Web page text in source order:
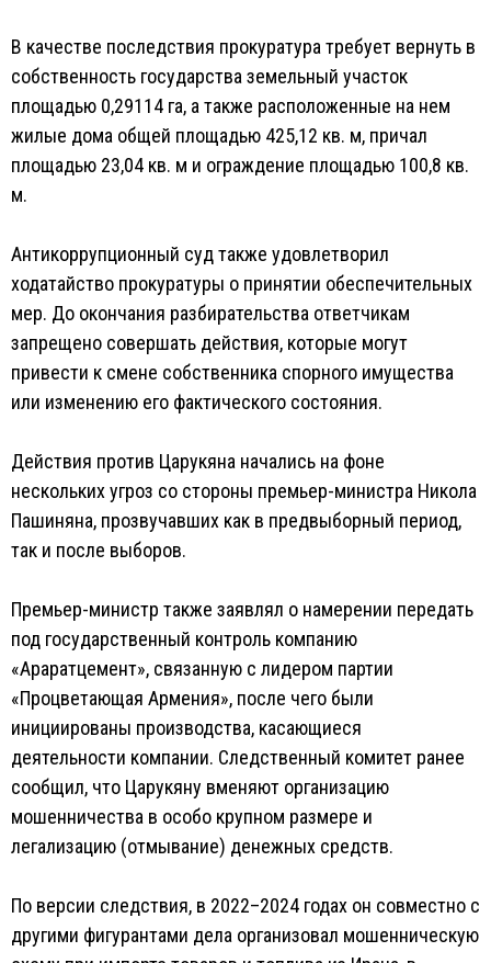
В качестве последствия прокуратура требует вернуть в
собственность государства земельный участок
площадью 0,29114 га, а также расположенные на нем
жилые дома общей площадью 425,12 кв. м, причал
площадью 23,04 кв. м и ограждение площадью 100,8 кв.
м.
Антикоррупционный суд также удовлетворил
ходатайство прокуратуры о принятии обеспечительных
мер. До окончания разбирательства ответчикам
запрещено совершать действия, которые могут
привести к смене собственника спорного имущества
или изменению его фактического состояния.
Действия против Царукяна начались на фоне
нескольких угроз со стороны премьер-министра Никола
Пашиняна, прозвучавших как в предвыборный период,
так и после выборов.
Премьер-министр также заявлял о намерении передать
под государственный контроль компанию
«Араратцемент», связанную с лидером партии
«Процветающая Армения», после чего были
инициированы производства, касающиеся
деятельности компании. Следственный комитет ранее
сообщил, что Царукяну вменяют организацию
мошенничества в особо крупном размере и
легализацию (отмывание) денежных средств.
По версии следствия, в 2022–2024 годах он совместно с
другими фигурантами дела организовал мошенническую